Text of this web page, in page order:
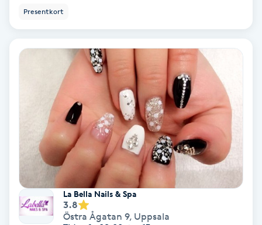
Svensk massage
Presentkort
La Bella Nails & Spa
3.8
Östra Ågatan 9, Uppsala